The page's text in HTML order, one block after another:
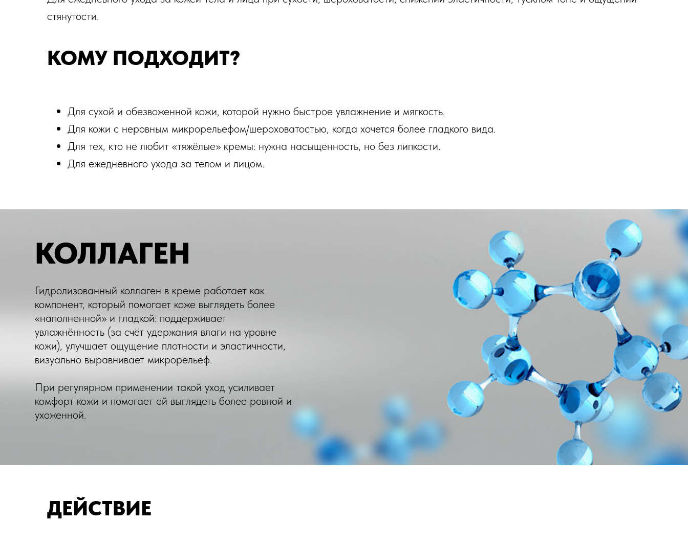
стянутости.
КОМУ ПОДХОДИТ?
Для сухой и обезвоженной кожи, которой нужно быстрое увлажнение и мягкость.
Для кожи с неровным микрорельефом/шероховатостью, когда хочется более гладкого вида.
Для тех, кто не любит «тяжёлые» кремы: нужна насыщенность, но без липкости.
Для ежедневного ухода за телом и лицом.
КОЛЛАГЕН
Гидролизованный коллаген в креме работает как
компонент, который помогает коже выглядеть более
«наполненной» и гладкой: поддерживает
увлажнённость (за счёт удержания влаги на уровне
кожи), улучшает ощущение плотности и эластичности,
визуально выравнивает микрорельеф.
При регулярном применении такой уход усиливает
комфорт кожи и помогает ей выглядеть более ровной и
ухоженной.
ДЕЙСТВИЕ